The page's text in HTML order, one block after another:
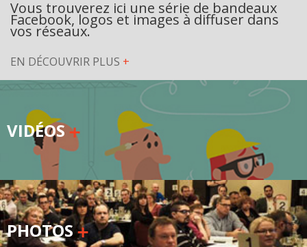
Secteurs d'activité
Aéronautique
Métallurgie
Automobile
Terminologie
Vous trouverez ici une série de bandeaux
Facebook, logos et images à diffuser dans
vos réseaux.
EN DÉCOUVRIR PLUS +
VIDÉOS
PHOTOS